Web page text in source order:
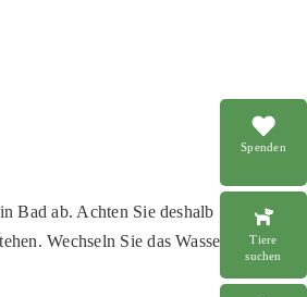
Spenden
Tiere
suchen
Bad ab. Achten Sie deshalb
Wechseln Sie das Wasser